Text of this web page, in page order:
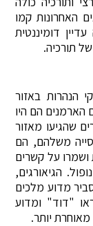
האחרונות קמו
דומיננטית
תורכיה.
הנהרות באזור
הארמנים הם היו
שהגיעו מאזור
משלהם, הם
ושמרו על קשרים
הגיאורגים,
מדוע מלכים
"דוד" ומדוע
יותר.